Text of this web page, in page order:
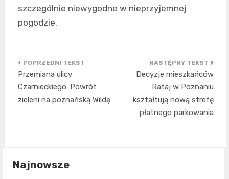
szczególnie niewygodne w nieprzyjemnej
pogodzie.
Nawigacja
wpisu
Przemiana ulicy
Czarnieckiego: Powrót
zieleni na poznańską Wildę
Decyzje mieszkańców
Rataj w Poznaniu
kształtują nową strefę
płatnego parkowania
Najnowsze